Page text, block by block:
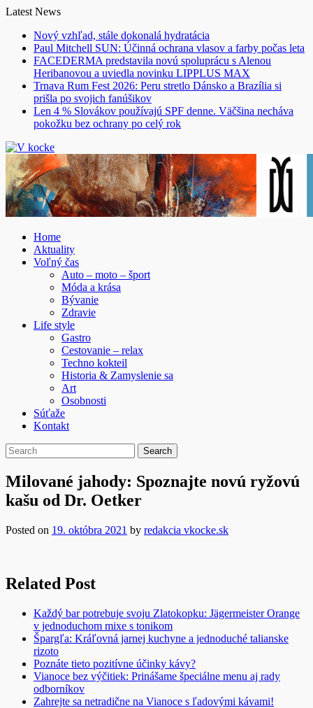
Skip
content
Latest News
Nový vzhľad, stále dokonalá hydratácia
Paul Mitchell SUN: Účinná ochrana vlasov a farby počas leta
FACEDERMA predstavila novú spoluprácu s Alenou
Heribanovou a uviedla novinku LIPPLUS MAX
Trnava Rum Fest 2026: Peru stretlo Dánsko a Brazília si
prišla po svojich fanúšikov
Len 4 % Slovákov používajú SPF denne. Väčšina necháva
pokožku bez ochrany po celý rok
Home
Aktuality
Voľný čas
Auto – moto – šport
Móda a krása
Bývanie
Zdravie
Life style
Gastro
Cestovanie – relax
Techno kokteil
Historia & Zamyslenie sa
Art
Osobnosti
Súťaže
Kontakt
Milované jahody: Spoznajte novú ryžovú
kašu od Dr. Oetker
Posted on 19. októbra 2021 by redakcia vkocke.sk
Related Post
Každý bar potrebuje svoju Zlatokopku: Jägermeister Orange
v jednoduchom mixe s tonikom
Špargľa: Kráľovná jarnej kuchyne a jednoduché talianske
rizoto
Poznáte tieto pozitívne účinky kávy?
Vianoce bez výčitiek: Prinášame špeciálne menu aj rady
odborníkov
Zahrejte sa netradične na Vianoce s ľadovými kávami!